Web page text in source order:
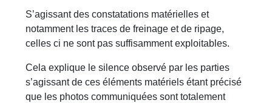
S’agissant des constatations matérielles et
notamment les traces de freinage et de ripage,
celles ci ne sont pas suffisamment exploitables.
Cela explique le silence observé par les parties
s’agissant de ces éléments matériels étant précisé
que les photos communiquées sont totalement